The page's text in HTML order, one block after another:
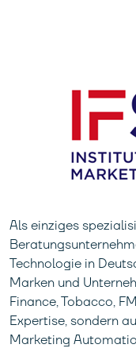
Als einziges
Technologie in
Marken und
Finance, Tobacco,
Expertise, sondern
Marketing